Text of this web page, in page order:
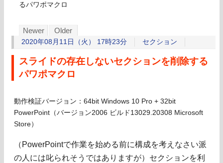
るパワポマクロ
Newer Older
2020年08月11日（火） 17時23分 セクション
スライドの存在しないセクションを削除する
パワポマクロ
動作検証バージョン：64bit Windows 10 Pro + 32bit
PowerPoint（バージョン2006 ビルド13029.20308 Microsoft
Store）
（PowerPointで作業を始める前に構成を考えなさい派
の人には叱られそうではありますが）セクションを利